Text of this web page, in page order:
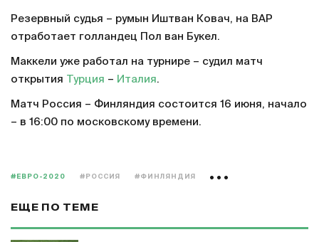
Резервный судья – румын Иштван Ковач, на ВАР
отработает голландец Пол ван Букел.
Маккели уже работал на турнире – судил матч
открытия Турция – Италия.
Матч Россия – Финляндия состоится 16 июня, начало
– в 16:00 по московскому времени.
#ЕВРО-2020 #РОССИЯ #ФИНЛЯНДИЯ
ЕЩЕ ПО ТЕМЕ